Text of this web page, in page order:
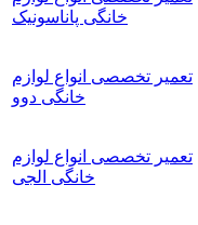
خانگی پاناسونیک
تعمیر تخصصی انواع لوازم
خانگی دوو
تعمیر تخصصی انواع لوازم
خانگی الجی